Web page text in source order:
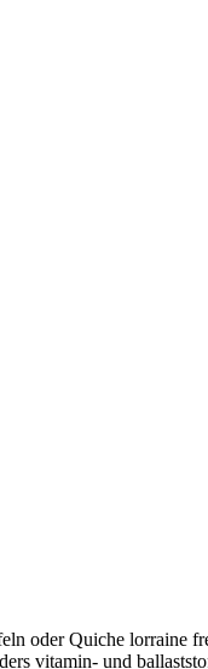
oder Quiche lorraine
vitamin- und